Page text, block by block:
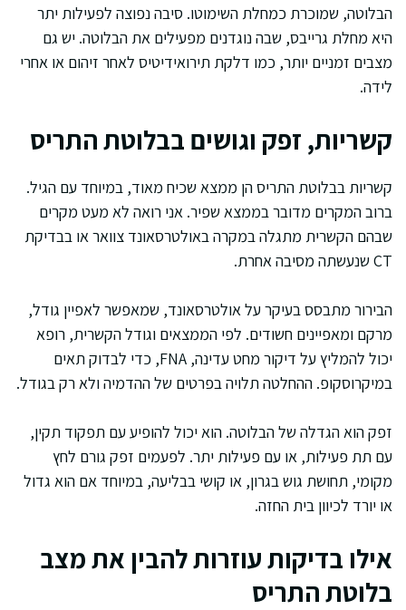
הבלוטה, שמוכרת כמחלת השימוטו. סיבה נפוצה לפעילות יתר
היא מחלת גרייבס, שבה נוגדנים מפעילים את הבלוטה. יש גם
מצבים זמניים יותר, כמו דלקת תירואידיטיס לאחר זיהום או אחרי
לידה.
קשריות, זפק וגושים בבלוטת התריס
קשריות בבלוטת התריס הן ממצא שכיח מאוד, במיוחד עם הגיל.
ברוב המקרים מדובר בממצא שפיר. אני רואה לא מעט מקרים
שבהם הקשרית מתגלה במקרה באולטרסאונד צוואר או בבדיקת
CT שנעשתה מסיבה אחרת.
הבירור מתבסס בעיקר על אולטרסאונד, שמאפשר לאפיין גודל,
מרקם ומאפיינים חשודים. לפי הממצאים וגודל הקשרית, רופא
יכול להמליץ על דיקור מחט עדינה, FNA, כדי לבדוק תאים
במיקרוסקופ. ההחלטה תלויה בפרטים של ההדמיה ולא רק בגודל.
זפק הוא הגדלה של הבלוטה. הוא יכול להופיע עם תפקוד תקין,
עם תת פעילות, או עם פעילות יתר. לפעמים זפק גורם לחץ
מקומי, תחושת גוש בגרון, או קושי בבליעה, במיוחד אם הוא גדול
או יורד לכיוון בית החזה.
אילו בדיקות עוזרות להבין את מצב
בלוטת התריס